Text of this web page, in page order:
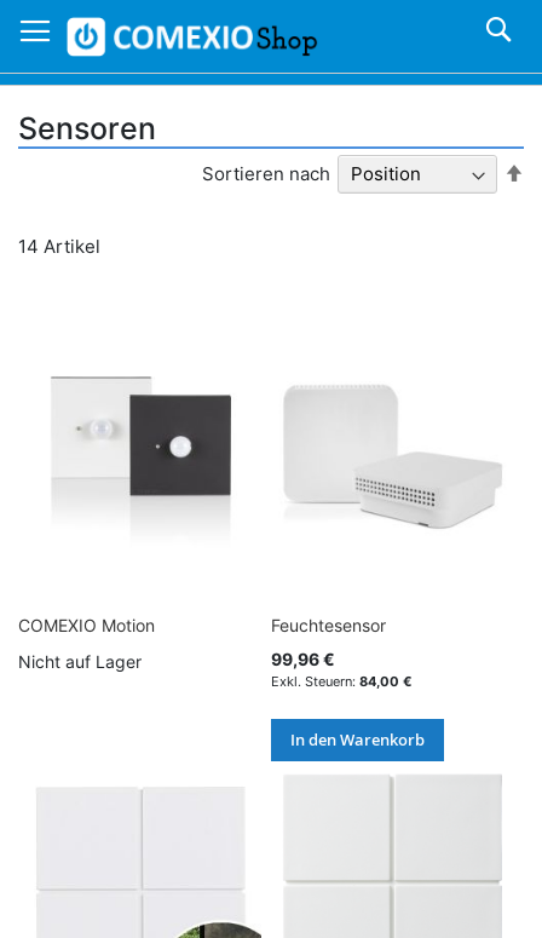
Inhalt
Sensoren
14 Artikel
Sortieren nach
COMEXIO Motion
Nicht auf Lager
Feuchtesensor
99,96 €
84,00 €
In den Warenkorb